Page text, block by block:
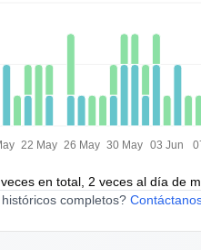
22 May 26 May 30 May 03 Jun
veces en total, 2 veces al día de
completos?